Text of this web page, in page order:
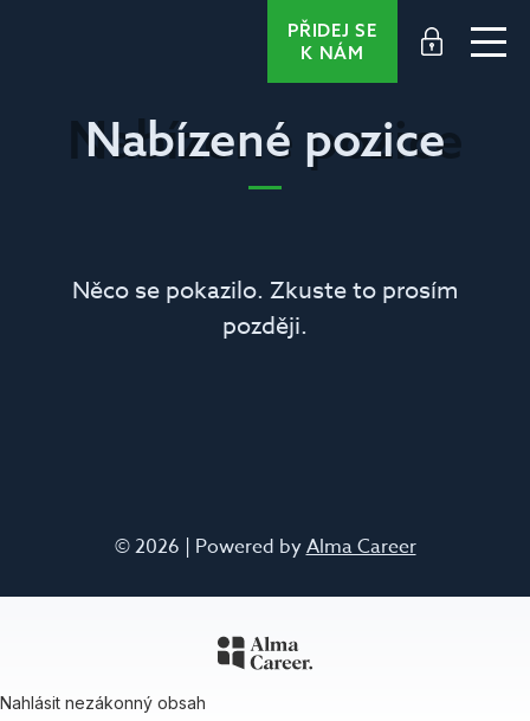
PŘIDEJ SE
K NÁM
Nabízené pozice
Nabízené pozice
Něco se pokazilo. Zkuste to prosím
později.
© 2026 | Powered byAlma Career
Nahlásit nezákonný obsah